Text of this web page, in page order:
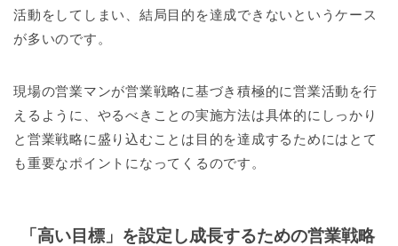
活動をしてしまい、結局目的を達成できないというケース
が多いのです。
現場の営業マンが営業戦略に基づき積極的に営業活動を行
えるように、やるべきことの実施方法は具体的にしっかり
と営業戦略に盛り込むことは目的を達成するためにはとて
も重要なポイントになってくるのです。
「高い目標」を設定し成長するための営業戦略